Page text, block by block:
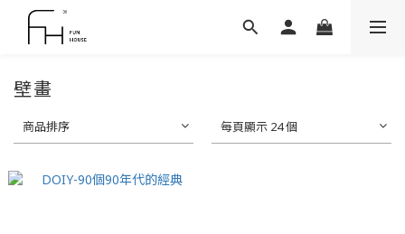
壁畫
商品排序 每頁顯示 24 個